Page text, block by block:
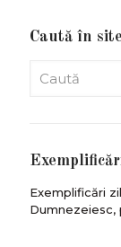
Caută în site
Exemplificări
Dumnezeiesc,